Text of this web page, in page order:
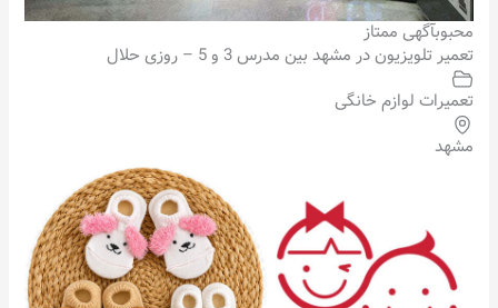
محبوبآگهی ممتاز
تعمیر تلویزیون در مشهد بین مدرس 3 و 5 – روزی حلال
تعمیرات لوازم خانگی
مشهد